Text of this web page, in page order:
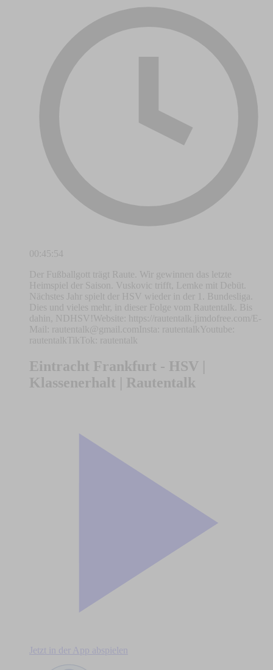
00:45:54
Der Fußballgott trägt Raute. Wir gewinnen das letzte
Heimspiel der Saison. Vuskovic trifft, Lemke mit Debüt.
Nächstes Jahr spielt der HSV wieder in der 1. Bundesliga.
Dies und vieles mehr, in dieser Folge vom Rautentalk. Bis
dahin, NDHSV!Website: https://rautentalk.jimdofree.com/E-
Mail:
rautentalk@gmail.comInsta : rautentalkYoutube:
rautentalkTikTok: rautentalk
Eintracht Frankfurt - HSV |
Klassenerhalt | Rautentalk
Jetzt in der App abspielen